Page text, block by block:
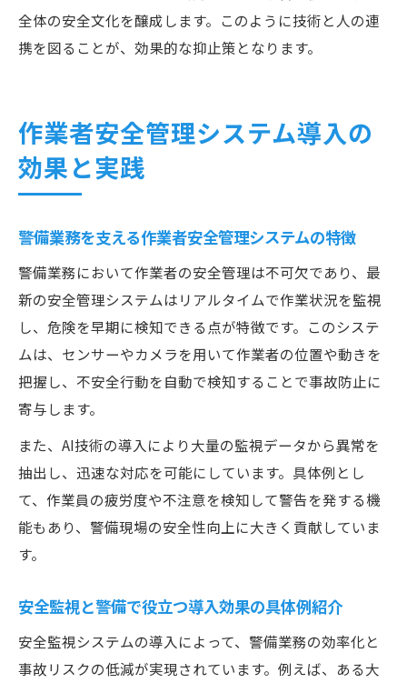
全体の安全文化を醸成します。このように技術と人の連
携を図ることが、効果的な抑止策となります。
作業者安全管理システム導入の
効果と実践
警備業務を支える作業者安全管理システムの特徴
警備業務において作業者の安全管理は不可欠であり、最
新の安全管理システムはリアルタイムで作業状況を監視
し、危険を早期に検知できる点が特徴です。このシステ
ムは、センサーやカメラを用いて作業者の位置や動きを
把握し、不安全行動を自動で検知することで事故防止に
寄与します。
また、AI技術の導入により大量の監視データから異常を
抽出し、迅速な対応を可能にしています。具体例とし
て、作業員の疲労度や不注意を検知して警告を発する機
能もあり、警備現場の安全性向上に大きく貢献していま
す。
安全監視と警備で役立つ導入効果の具体例紹介
安全監視システムの導入によって、警備業務の効率化と
事故リスクの低減が実現されています。例えば、ある大